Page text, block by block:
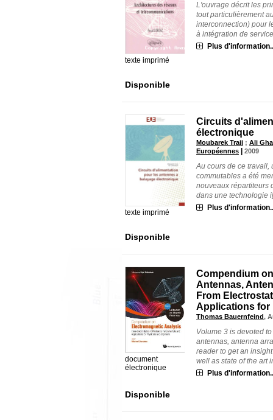
texte imprimé
L'ouvrage décrit les
tout particulièrement
interconnection) pour
à intégration de
Plus
Disponible
texte imprimé
Circuits
électronique
Moubarek Traii ;Ali
Européennes |2009
Au cours de ce travail,
commutables a été
nouveaux répartiteurs
dans une technologie
Plus
Disponible
document
électronique
Compendium
Antennas,
From
Applications for
Thomas Bauernfeind,
Volume 3 is devoted
antennas, antenna
reader to get an
well as state of the art
Plus
Disponible